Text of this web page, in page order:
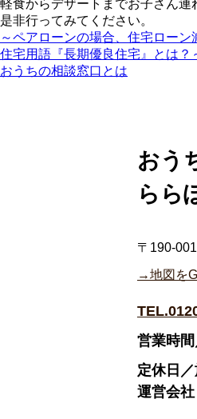
軽食からデザートまでお子さん連
是非行ってみてください。
～ペアローンの場合、住宅ロー
住宅用語『長期優良住宅』とは
おうちの相談窓口とは
おう
らら
〒190-
→地図を
営業時
定休日
運営会